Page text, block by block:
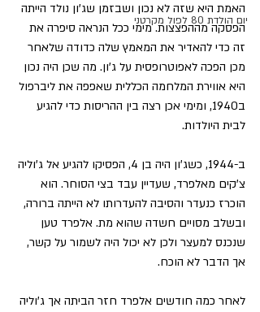
יום הולדת 80 לפול מקרטני
האמת היא שזה לא נכון ושבזמן שג'ון נולד הייתה
הפסקה מההפצצות. מימי ככל הנראה סיפרה את
זה כדי להאדיר את המאמץ שלה כדודה שלאחר
מכן הפכה לאפוטרופסית על ג'ון. מה שכן היה נכון
היא אווירת המלחמה הכללית שאפפה את ליברפול
ב1940, ומימי אכן רצה בין ההריסות כדי להגיע
לבית היולדות.
ב-1944, כשג'ון היה בן 4, הפסיקו להגיע אל ג'וליה
צ'קים מאלפרד, שעדיין עבד בצי הסוחר. הוא
הוכרז כנעדר והסיבה להעדרותו לא הייתה ברורה,
ובשלב מסויים חשדה שהוא מת. אלפרד טען
שנכנס למעצר ולכן לא יכול היה לשמור על קשר,
אך הדבר לא הוכח.
לאחר כמה חודשים אלפרד חזר הביתה אך ג'וליה